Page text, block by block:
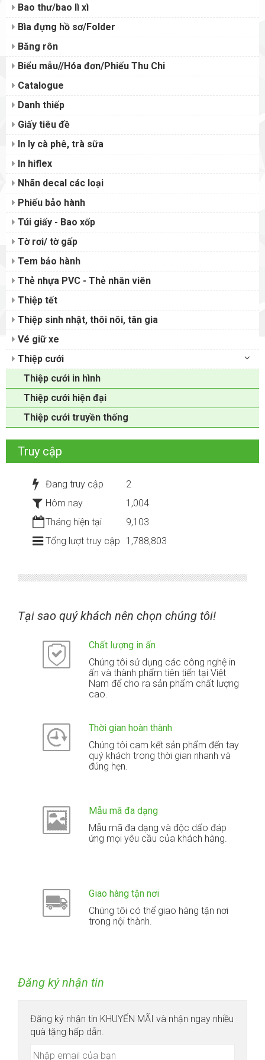
Bao thư/bao lì xì
Bìa đựng hồ sơ/Folder
Băng rôn
Biểu mẫu//Hóa đơn/Phiếu Thu Chi
Catalogue
Danh thiếp
Giấy tiêu đề
In ly cà phê, trà sữa
In hiflex
Nhãn decal các loại
Phiếu bảo hành
Túi giấy - Bao xốp
Tờ rơi/ tờ gấp
Tem bảo hành
Thẻ nhựa PVC - Thẻ nhân viên
Thiệp tết
Thiệp sinh nhật, thôi nôi, tân gia
Vé giữ xe
Thiệp cưới
Thiệp cưới in hình
Thiệp cưới hiện đại
Thiệp cưới truyền thống
Truy cập
Đang truy cập
2
Hôm nay
1,004
Tháng hiện tại
9,103
Tổng lượt truy cập
1,788,803
Tại sao quý khách nên chọn chúng tôi!
Chất lượng in ấn
Chúng tôi sử dụng các công nghệ in
ấn và thành phẩm tiên tiến tại Việt
Nam để cho ra sản phẩm chất lượng
cao.
Thời gian hoàn thành
Chúng tôi cam kết sản phẩm đến tay
quý khách trong thời gian nhanh và
đúng hẹn.
Mẫu mã đa dạng
Mẫu mã đa dạng và độc dấo đáp
ứng mọi yêu cầu của khách hàng.
Giao hàng tận nơi
Chúng tôi có thể giao hàng tận nơi
trong nội thành.
Đăng ký nhận tin
Đăng ký nhận tin KHUYẾN MÃI và nhận ngay nhiều
quà tặng hấp dẫn.